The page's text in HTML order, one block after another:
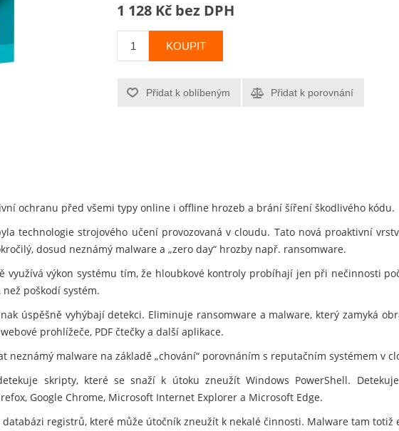
1 128 Kč bez DPH
KOUPIT
Přidat k oblíbeným Přidat k porovnání
ochranu před všemi typy online i offline hrozeb a brání šíření škodlivého kódu.
technologie strojového učení provozovaná v cloudu. Tato nová proaktivní
dosud neznámý malware a „zero day“ hrozby např. ransomware.
využívá výkon systému tím, že hloubkové kontroly probíhají jen při nečinnosti
poškodí systém.
úspěšně vyhýbají detekci. Eliminuje ransomware a malware, který zamyká
prohlížeče, PDF čtečky a další aplikace.
neznámý malware na základě „chování“ porovnáním s reputačním systémem v
skripty, které se snaží k útoku zneužít Windows PowerShell.
Google Chrome, Microsoft Internet Explorer a Microsoft Edge.
registrů, které může útočník zneužít k nekalé činnosti. Malware tam totiž